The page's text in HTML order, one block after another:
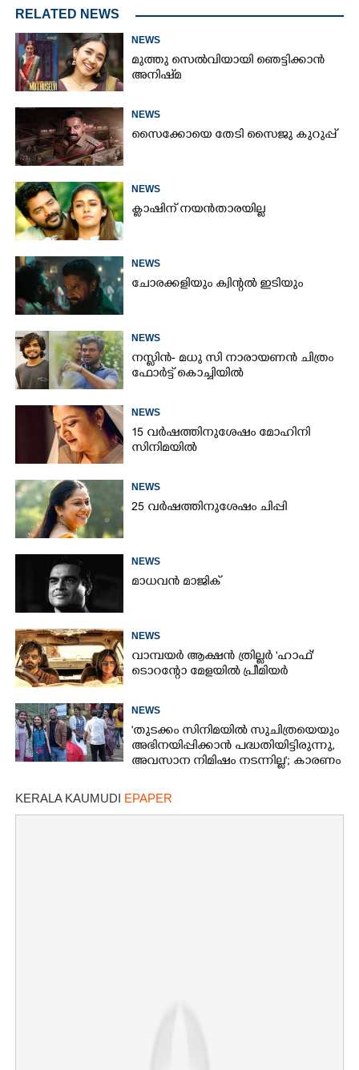
RELATED NEWS
NEWS
മുത്തു സെൽവിയായി ഞെട്ടിക്കാൻ
അനിഷ്‌മ
NEWS
സൈക്കോയെ തേടി സൈജു കുറുപ്പ്
NEWS
ക്ലാഷിന് നയൻതാരയില്ല
NEWS
ചോരക്കളിയും ക്വിന്റൽ ഇടിയും
NEWS
നസ്ലിൻ- മധു സി നാരായണൻ ചിത്രം
ഫോർട്ട് കൊച്ചിയിൽ
NEWS
15 വർഷത്തിനുശേഷം മോഹിനി
സിനിമയിൽ
NEWS
25 വർഷത്തിനുശേഷം ചിപ്പി
NEWS
മാധവൻ മാജിക്
NEWS
വാമ്പയർ ആക്ഷൻ ത്രില്ലർ 'ഹാഫ്'
ടൊറന്റോ മേളയിൽ പ്രീമിയർ
NEWS
'തുടക്കം സിനിമയിൽ സുചിത്രയെയും
അഭിനയിപ്പിക്കാൻ പദ്ധതിയിട്ടിരുന്നു,​
അവസാന നിമിഷം നടന്നില്ല'; കാരണം
KERALA KAUMUDI EPAPER